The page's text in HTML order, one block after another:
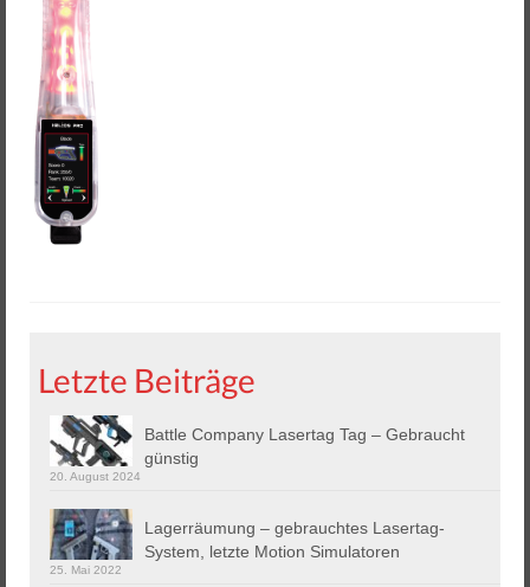
Lasergame Berlin GmbH
Kontakt / Impressum / AGB
Datenschutz
Letzte Beiträge
Battle Company Lasertag Tag – Gebraucht
günstig
20. August 2024
Lagerräumung – gebrauchtes Lasertag-
System, letzte Motion Simulatoren
25. Mai 2022